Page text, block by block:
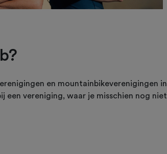
en mountainbikeverenigingen in
een vereniging, waar je misschien nog niet